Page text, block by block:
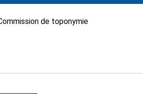
de toponymie